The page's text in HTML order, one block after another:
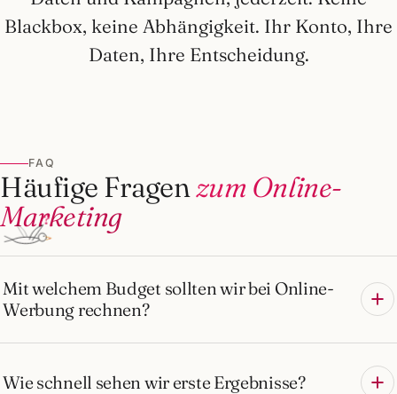
Blackbox, keine Abhängigkeit. Ihr Konto, Ihre
Daten, Ihre Entscheidung.
FAQ
Häufige Fragenzum Online-
Marketing
?
Mit welchem Budget sollten wir bei Online-
Werbung rechnen?
Wie schnell sehen wir erste Ergebnisse?